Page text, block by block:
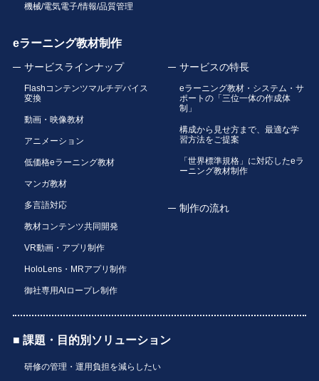
機械/電気電子/情報/品質管理
eラーニング教材制作
サービスラインナップ
Flashコンテンツマルチデバイス
変換
動画・映像教材
アニメーション
低価格eラーニング教材
マンガ教材
多言語対応
教材コンテンツ共同開発
VR動画・アプリ制作
HoloLens・MRアプリ制作
御社専用AIロープレ制作
サービスの特長
eラーニング教材・システム・サ
ポートの「三位一体の作成体
制」
構成から見せ方まで、最適な学
習方法をご提案
「世界標準規格」に対応したeラ
ーニング教材制作
制作の流れ
■ 課題・目的別ソリューション
研修の管理・運用負担を減らしたい